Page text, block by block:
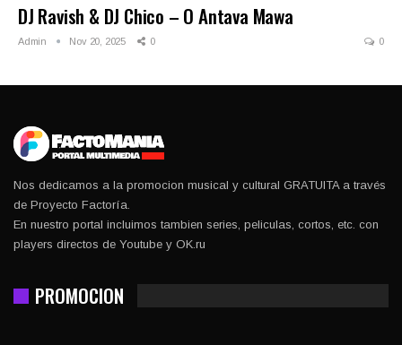
DJ Ravish & DJ Chico – O Antava Mawa
Admin Nov 20, 2025 0 0
Nos dedicamos a la promocion musical y cultural GRATUITA a través
de Proyecto Factoría.
En nuestro portal incluimos tambien series, peliculas, cortos, etc. con
players directos de Youtube y OK.ru
PROMOCION